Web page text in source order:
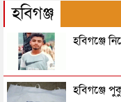
হবিগঞ্জ
হবিগঞ্জে
হবিগঞ্জে